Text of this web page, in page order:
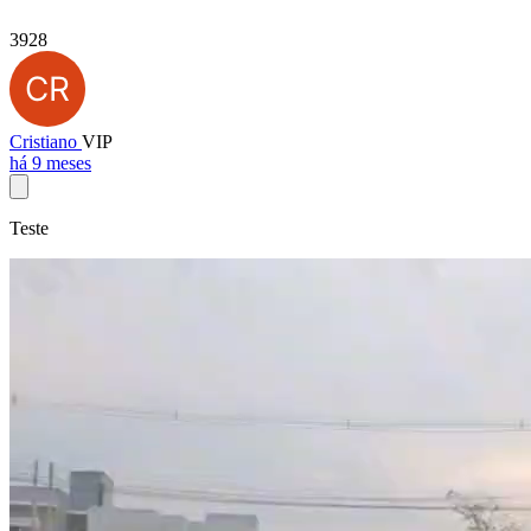
3928
Cristiano VIP
há 9 meses
Teste